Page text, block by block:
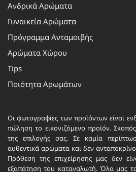
Ανδρικά Αρώματα
Γυναικεία Αρώματα
Πρόγραμμα Ανταμοιβής
Αρώματα Χώρου
Tips
Ποιότητα Αρωμάτων
Οι φωτογραφίες των προϊόντων είναι
πώληση το εικονιζόμενο προϊόν.
της επιλογής σας. Σε καμία
αυθεντικά αρώματα και δεν
Πρόθεση της επιχείρησης μας δεν
εξαπάτηση του καταναλωτή. Όλα μας